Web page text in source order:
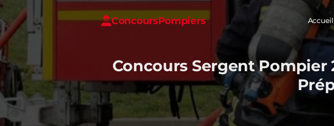
ConcoursPompiers Accueil
Concours Sergent Pompier